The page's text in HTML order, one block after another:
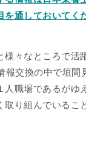
通しておいてく
様々なところで活
報交換の中で垣間
人職場であるがゆ
取り組んでいるこ